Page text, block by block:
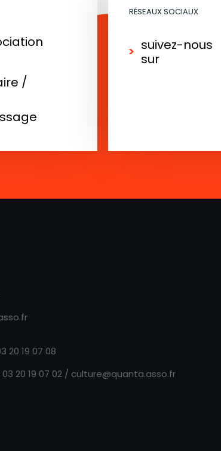
/
RÉSEAUX SOCIAUX
suivez-nous
sur
20 19 07 08
03 20 19 07 02 / culture@quanta.asso.fr